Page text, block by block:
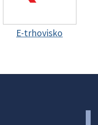
E-trhovisko